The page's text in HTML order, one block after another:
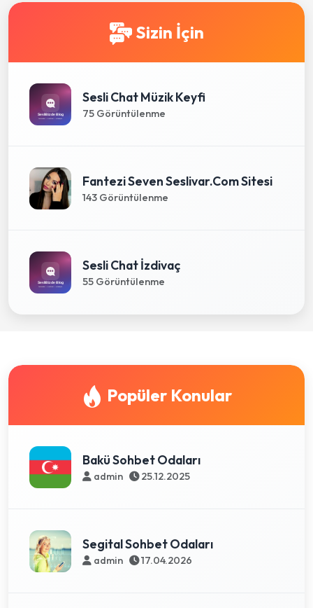
Sizin İçin
Sesli Chat Müzik Keyfi
75 Görüntülenme
Fantezi Seven Seslivar.Com Sitesi
143 Görüntülenme
Sesli Chat İzdivaç
55 Görüntülenme
Popüler Konular
Bakü Sohbet Odaları
admin 25.12.2025
Segital Sohbet Odaları
admin 17.04.2026